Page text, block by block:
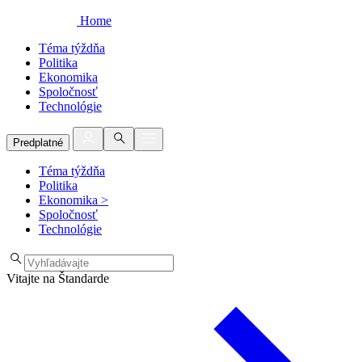
Home
Téma týždňa
Politika
Ekonomika
Spoločnosť
Technológie
Predplatné
Téma týždňa
Politika
Ekonomika >
Spoločnosť
Technológie
Vitajte na Štandarde